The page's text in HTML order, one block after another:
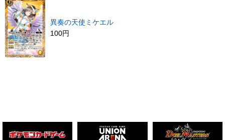
異奏の天使ミケエル
100円